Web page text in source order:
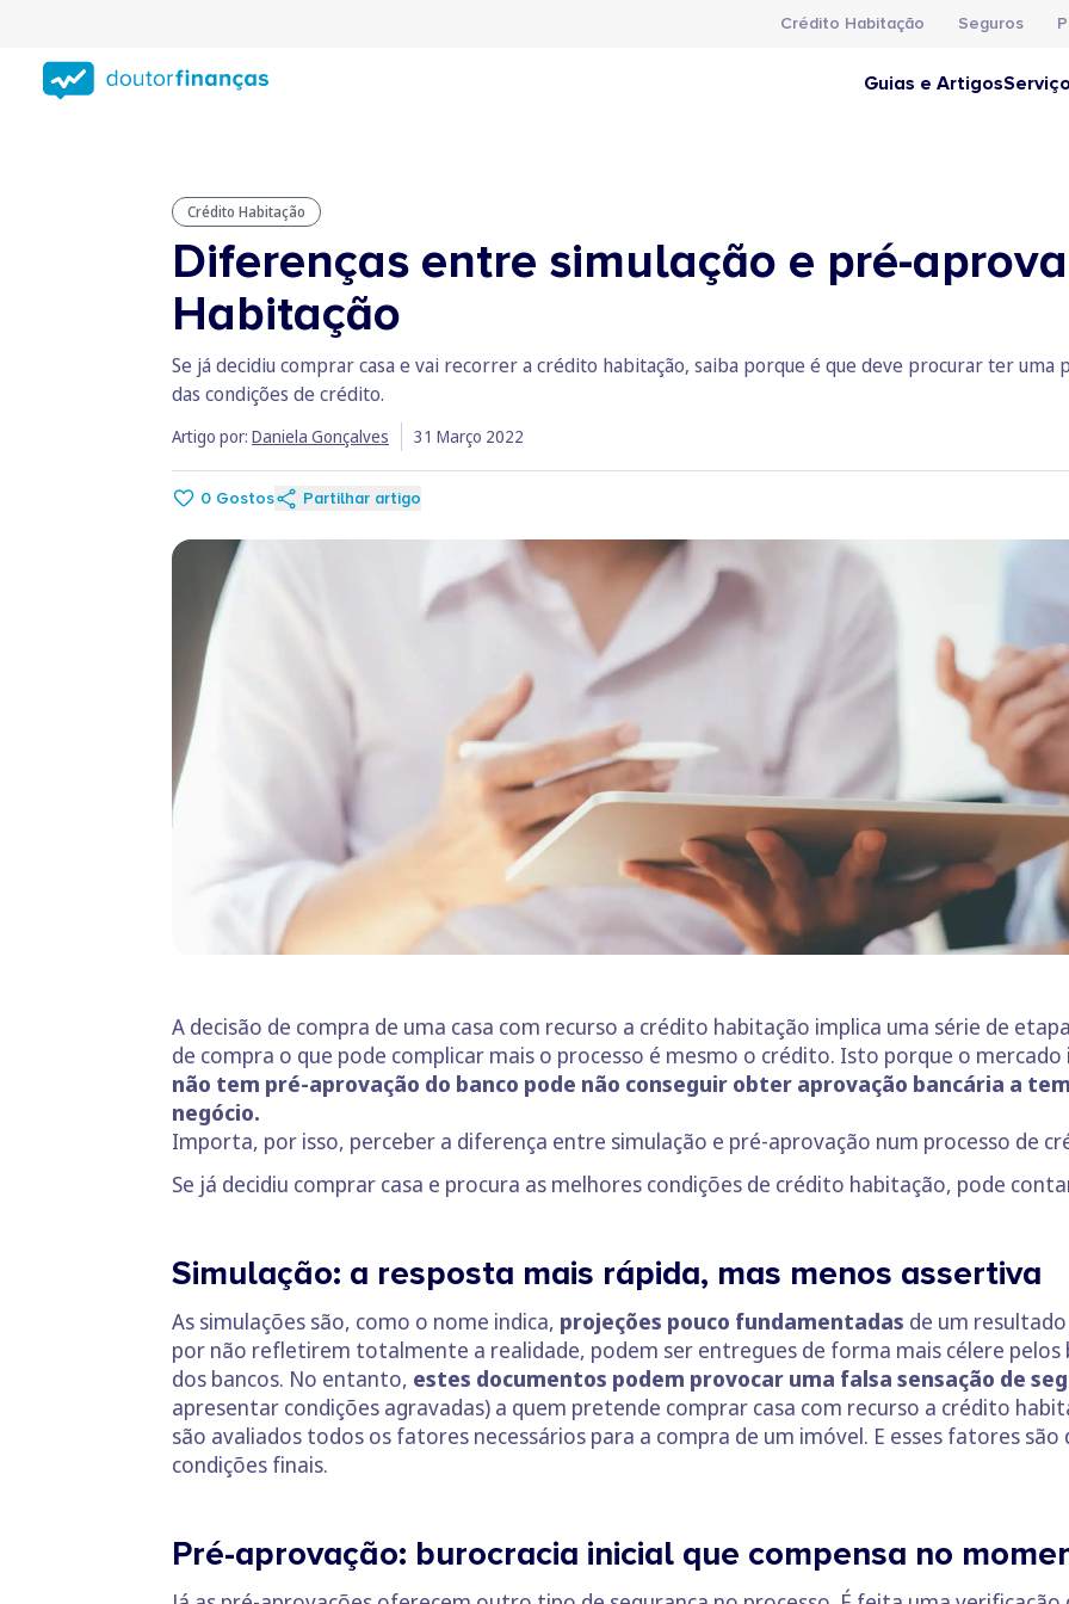
conteúdo
principal
Crédito Habitação Seguros
Guias e Artigos
Crédito Habitação
Diferenças entre simulação e pré-
Habitação
Se já decidiu comprar casa e vai recorrer a crédito habitação, saiba porque é que deve procurar ter uma
das condições de crédito.
Artigo por: Daniela Gonçalves 31 Março 2022
0 Gostos Partilhar artigo
A decisão de compra de uma casa com recurso a crédito habitação implica uma série de
de compra o que pode complicar mais o processo é mesmo o crédito. Isto porque o
não tem pré-aprovação do banco pode não conseguir obter aprovação bancária a
negócio.
Importa, por isso, perceber a diferença entre simulação e pré-aprovação num processo de
Se já decidiu comprar casa e procura as melhores condições de crédito habitação, pode
Simulação: a resposta mais rápida, mas menos assertiva
As simulações são, como o nome indica, projeções pouco fundamentadas de um
por não refletirem totalmente a realidade, podem ser entregues de forma mais célere pelos
dos bancos. No entanto, estes documentos podem provocar uma falsa sensação de
apresentar condições agravadas) a quem pretende comprar casa com recurso a crédito
são avaliados todos os fatores necessários para a compra de um imóvel. E esses fatores
condições finais.
Pré-aprovação: burocracia inicial que compensa no